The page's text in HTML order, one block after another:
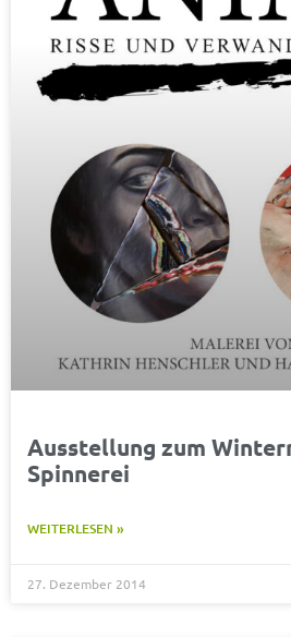
Ausstellung zum
Spinnerei
WEITERLESEN »
27. Dezember 2014